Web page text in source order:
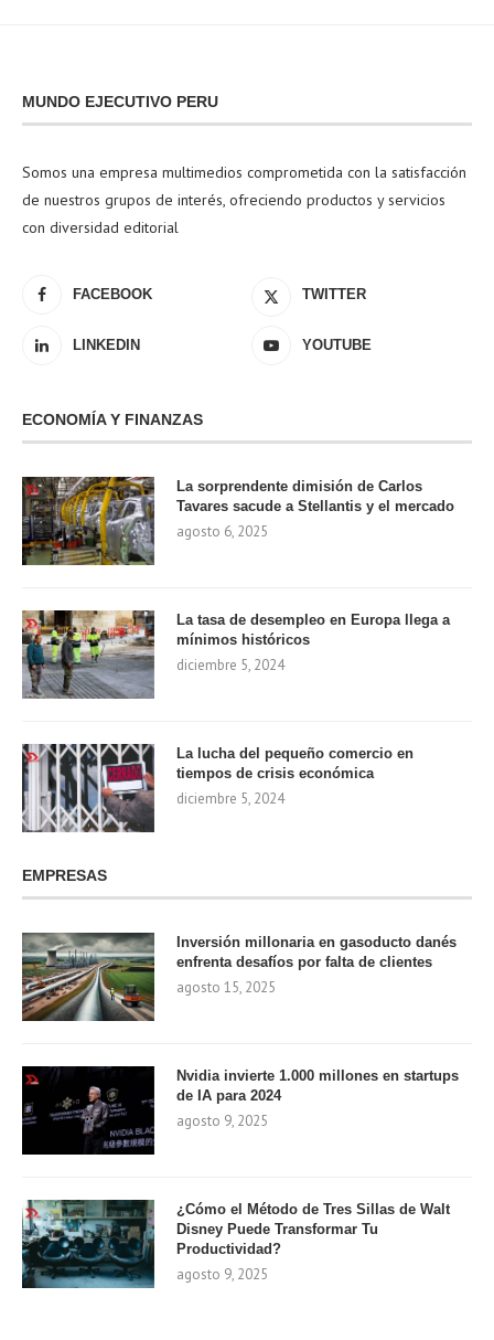
MUNDO EJECUTIVO PERU
Somos una empresa multimedios comprometida con la satisfacción
de nuestros grupos de interés, ofreciendo productos y servicios
con diversidad editorial
FACEBOOK TWITTER
LINKEDIN YOUTUBE
ECONOMÍA Y FINANZAS
La sorprendente dimisión de Carlos
Tavares sacude a Stellantis y el mercado
agosto 6, 2025
La tasa de desempleo en Europa llega a
mínimos históricos
diciembre 5, 2024
La lucha del pequeño comercio en
tiempos de crisis económica
diciembre 5, 2024
EMPRESAS
Inversión millonaria en gasoducto danés
enfrenta desafíos por falta de clientes
agosto 15, 2025
Nvidia invierte 1.000 millones en startups
de IA para 2024
agosto 9, 2025
¿Cómo el Método de Tres Sillas de Walt
Disney Puede Transformar Tu
Productividad?
agosto 9, 2025